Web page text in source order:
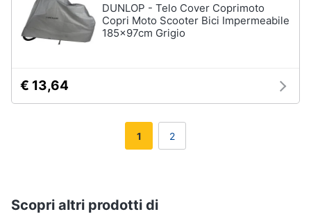
DUNLOP - Telo Cover Coprimoto
Copri Moto Scooter Bici Impermeabile
185x97cm Grigio
€ 13,64
1 2
Scopri altri prodotti di